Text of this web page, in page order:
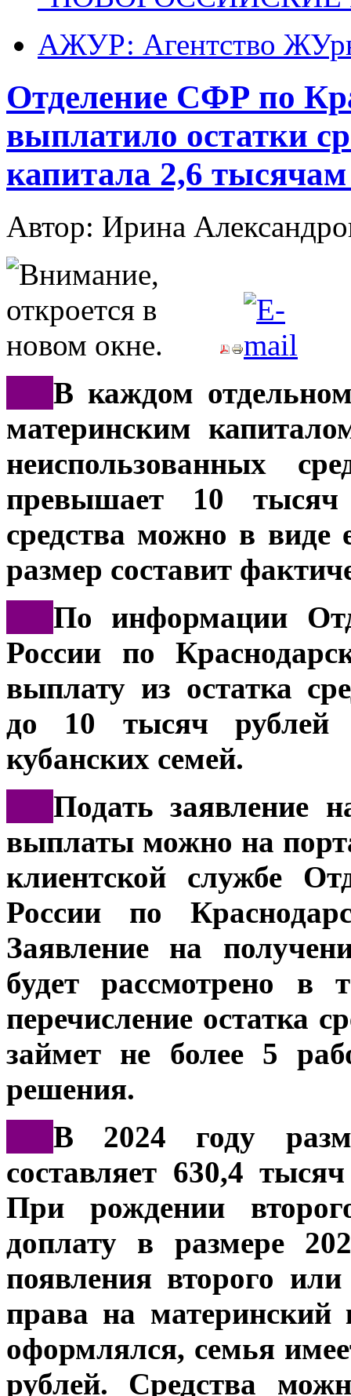
АЖУР: Агентство
Отделение СФР по
выплатило остатки
капитала 2,6
Автор: Ирина
В каждом
материнским
неиспользованных
превышает 10
средства можно в
размер составит
По информации
России по
выплату из остатка
до 10 тысяч рублей
кубанских семей.
Подать заявление
выплаты можно на
клиентской службе
России по
Заявление на
будет рассмотрено в
перечисление остатка
займет не более 5
решения.
В 2024 году
составляет 630,4
При рождении
доплату в размере
появления второго
права на
оформлялся, семья
рублей. Средства